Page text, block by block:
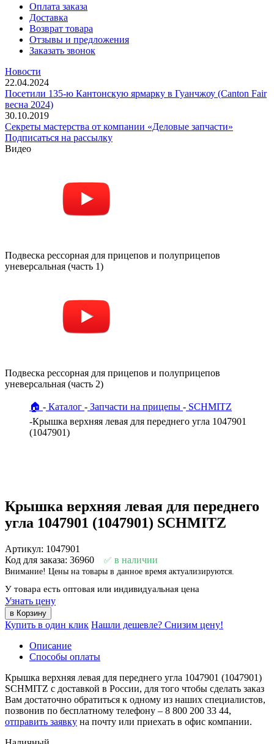
Оплата заказа
Доставка
Возврат товара
Отзывы и предложения
Заказать звонок
Новости
22.04.2024
Посетили 135-ю Кантонскую ярмарку в Гуанчжоу (Canton Fair
весна 2024)
30.10.2019
Секреты мастерства от компании «Деловые запчасти»
Подписаться на рассылку
Видео
Подвеска рессорная для прицепов и полуприцепов
уневерсальная (часть 1)
Подвеска рессорная для прицепов и полуприцепов
уневерсальная (часть 2)
🏠 Каталог Запчасти на прицепы
SCHMITZ
Крышка верхняя левая для переднего угла 1047901
(1047901)
Крышка верхняя левая для переднего
угла 1047901 (1047901) SCHMITZ
Артикул: 1047901
Код для заказа: 36960
в наличии
Внимание! Цены на товары в данное время актуализируются.
У товара есть оптовая или индивидуальная цена
Узнать цену
Купить в один клик Нашли дешевле? Снизим цену!
Описание
Способы оплаты
Крышка верхняя левая для переднего угла 1047901 (1047901)
SCHMITZ с доставкой в России, для того чтобы сделать заказ
Вам достаточно обратиться к одному из наших специалистов,
позвонив по бесплатному телефону – 8 800 200 33 44,
отправить заявку на почту или приехать в офис компании.